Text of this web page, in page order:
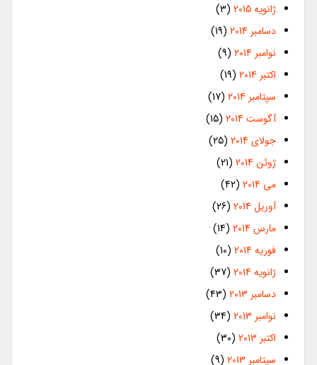
ژانویه 2015
(3)
دسامبر 2014
(19)
نوامبر 2014
(9)
اکتبر 2014
(19)
سپتامبر 2014
(17)
آگوست 2014
(15)
جولای 2014
(25)
ژوئن 2014
(21)
می 2014
(42)
آوریل 2014
(26)
مارس 2014
(14)
فوریه 2014
(10)
ژانویه 2014
(37)
دسامبر 2013
(43)
نوامبر 2013
(34)
اکتبر 2013
(30)
سپتامبر 2013
(9)